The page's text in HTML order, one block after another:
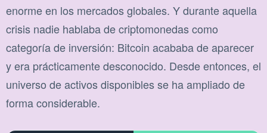
enorme en los mercados globales. Y durante aquella
crisis nadie hablaba de criptomonedas como
categoría de inversión: Bitcoin acababa de aparecer
y era prácticamente desconocido. Desde entonces, el
universo de activos disponibles se ha ampliado de
forma considerable.